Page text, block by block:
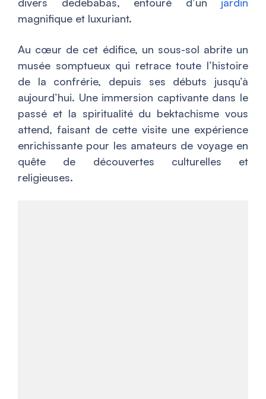
magnifique et luxuriant.
Au cœur de cet édifice, un sous-sol abrite un
musée somptueux qui retrace toute l’histoire
de la confrérie, depuis ses débuts jusqu’à
aujourd’hui. Une immersion captivante dans le
passé et la spiritualité du bektachisme vous
attend, faisant de cette visite une expérience
enrichissante pour les amateurs de voyage en
quête de découvertes culturelles et
religieuses.